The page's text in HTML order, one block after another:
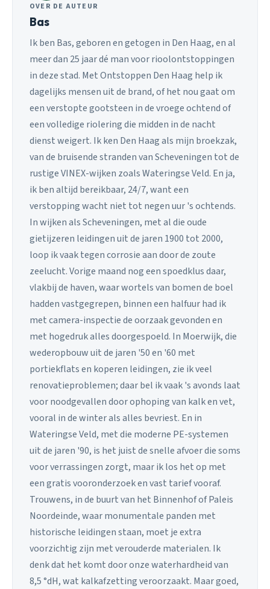
OVER DE AUTEUR
Bas
Ik ben Bas, geboren en getogen in Den Haag, en al
meer dan 25 jaar dé man voor rioolontstoppingen
in deze stad. Met Ontstoppen Den Haag help ik
dagelijks mensen uit de brand, of het nou gaat om
een verstopte gootsteen in de vroege ochtend of
een volledige riolering die midden in de nacht
dienst weigert. Ik ken Den Haag als mijn broekzak,
van de bruisende stranden van Scheveningen tot de
rustige VINEX-wijken zoals Wateringse Veld. En ja,
ik ben altijd bereikbaar, 24/7, want een
verstopping wacht niet tot negen uur 's ochtends.
In wijken als Scheveningen, met al die oude
gietijzeren leidingen uit de jaren 1900 tot 2000,
loop ik vaak tegen corrosie aan door de zoute
zeelucht. Vorige maand nog een spoedklus daar,
vlakbij de haven, waar wortels van bomen de boel
hadden vastgegrepen, binnen een halfuur had ik
met camera-inspectie de oorzaak gevonden en
met hogedruk alles doorgespoeld. In Moerwijk, die
wederopbouw uit de jaren '50 en '60 met
portiekflats en koperen leidingen, zie ik veel
renovatieproblemen; daar bel ik vaak 's avonds laat
voor noodgevallen door ophoping van kalk en vet,
vooral in de winter als alles bevriest. En in
Wateringse Veld, met die moderne PE-systemen
uit de jaren '90, is het juist de snelle afvoer die soms
voor verrassingen zorgt, maar ik los het op met
een gratis vooronderzoek en vast tarief vooraf.
Trouwens, in de buurt van het Binnenhof of Paleis
Noordeinde, waar monumentale panden met
historische leidingen staan, moet je extra
voorzichtig zijn met verouderde materialen. Ik
denk dat het komt door onze waterhardheid van
8,5 °dH, wat kalkafzetting veroorzaakt. Maar goed,